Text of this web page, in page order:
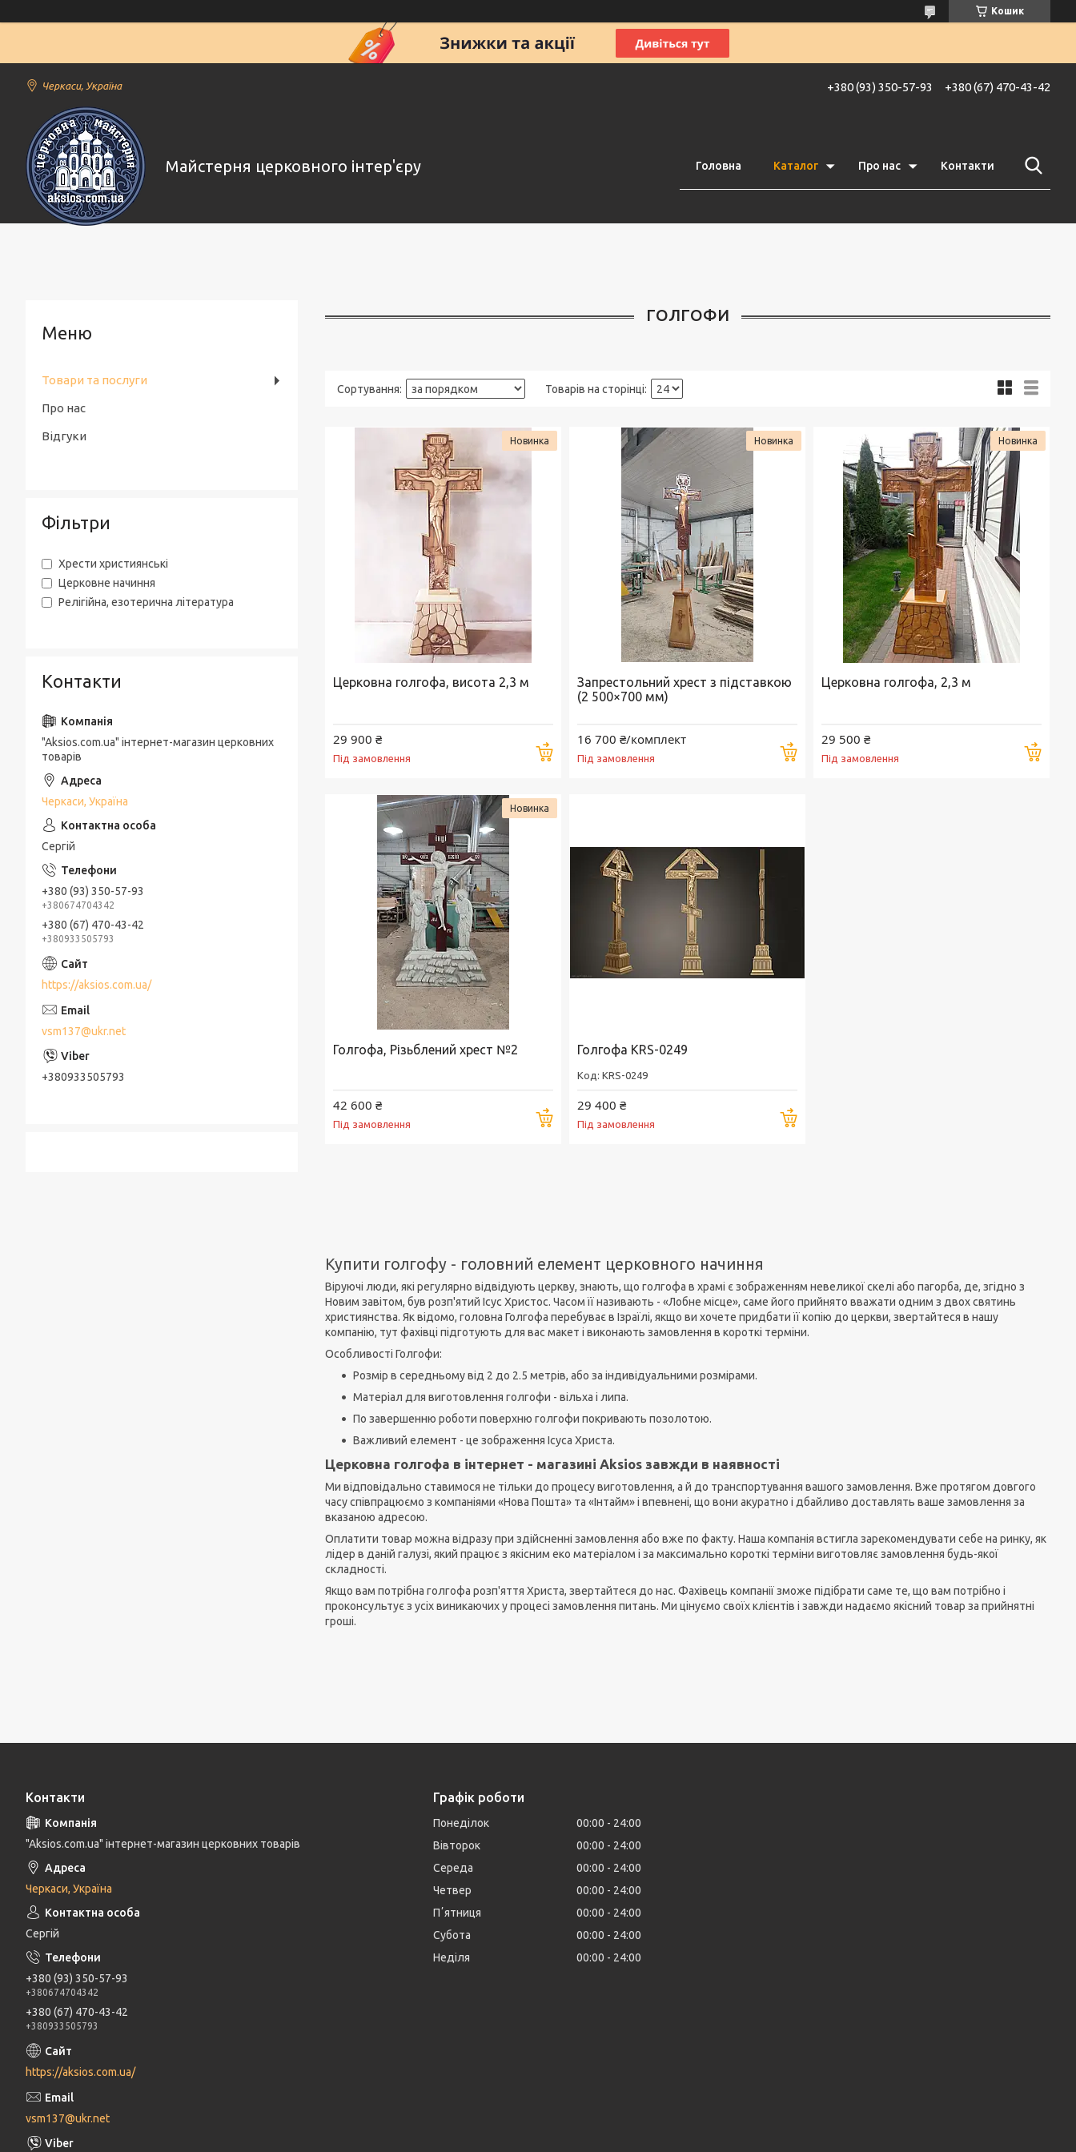
Кошик
Черкаси, Україна +380 (93) 350-57-93 +380 (67) 470-43-42
Майстерня церковного інтер'єру Головна Каталог Про нас Контакти
ГОЛГОФИ
Новинка
Церковна голгофа, висота 2,3 м
29 900 ₴
Під замовлення Купити
Новинка
Запрестольний хрест з підставкою
(2 500×700 мм)
16 700 ₴/комплект
Під замовлення Купити
Новинка
Церковна голгофа, 2,3 м
29 500 ₴
Під замовлення
Новинка
Голгофа, Різьблений хрест №2
42 600 ₴
Під замовлення Купити
Голгофа KRS-0249
KRS-0249
29 400 ₴
Під замовлення
Купити голгофу - головний елемент церковного начиння
Віруючі люди, які регулярно відвідують церкву, знають, що голгофа в храмі є зображенням невеликої скелі або пагорба, де, згідно з
Новим завітом, був розп'ятий Ісус Христос. Часом її називають - «Лобне місце», саме його прийнято вважати одним з двох святинь
християнства. Як відомо, головна Голгофа перебуває в Ізраїлі, якщо ви хочете придбати її копію до церкви, звертайтеся в нашу
компанію, тут фахівці підготують для вас макет і виконають замовлення в короткі терміни.
Особливості Голгофи:
Розмір в середньому від 2 до 2.5 метрів, або за індивідуальними розмірами.
Матеріал для виготовлення голгофи - вільха і липа.
По завершенню роботи поверхню голгофи покривають позолотою.
Важливий елемент - це зображення Ісуса Христа.
Церковна голгофа в інтернет - магазині Аksios завжди в наявності
Ми відповідально ставимося не тільки до процесу виготовлення, а й до транспортування вашого замовлення. Вже протягом довгого
часу співпрацюємо з компаніями «Нова Пошта» та «Інтайм» і впевнені, що вони акуратно і дбайливо доставлять ваше замовлення за
вказаною адресою.
Оплатити товар можна відразу при здійсненні замовлення або вже по факту. Наша компанія встигла зарекомендувати себе на ринку, як
лідер в даній галузі, який працює з якісним еко матеріалом і за максимально короткі терміни виготовляє замовлення будь-якої
складності.
Якщо вам потрібна голгофа розп'яття Христа, звертайтеся до нас. Фахівець компанії зможе підібрати саме те, що вам потрібно і
проконсультує з усіх виникаючих у процесі замовлення питань. Ми цінуємо своїх клієнтів і завжди надаємо якісний товар за прийнятні
гроші.
Товари та послуги
Про нас
Відгуки
Фільтри
Хрести християнські
Церковне начиння
Релігійна, езотерична література
Контакти
"Aksios.com.ua" інтернет-магазин церковних
товарів
Черкаси, Україна
Сергій
+380 (93) 350-57-93
+380674704342
+380 (67) 470-43-42
+380933505793
https://aksios.com.ua/
vsm137@ukr.net
+380933505793
Контакти
"Aksios.com.ua" інтернет-магазин церковних товарів
Черкаси, Україна
Сергій
+380 (93) 350-57-93
+380674704342
+380 (67) 470-43-42
+380933505793
https://aksios.com.ua/
vsm137@ukr.net
Графік роботи
Понеділок 00:00
24:00
Вівторок
00:00
24:00
Середа
00:00
24:00
Четвер
00:00
24:00
Пʼятниця
00:00
24:00
Субота
00:00
24:00
Неділя
00:00 24:00